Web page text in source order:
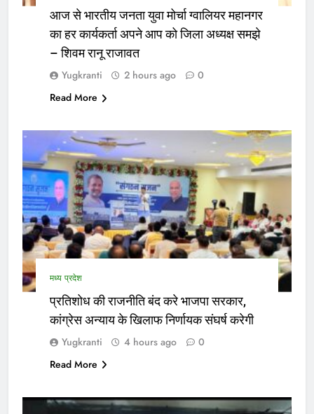
आज से भारतीय जनता युवा मोर्चा ग्वालियर महानगर
का हर कार्यकर्ता अपने आप को जिला अध्यक्ष समझे
– शिवम रानू राजावत
Yugkranti 2 hours ago
0
Read More
मध्य प्रदेश
प्रतिशोध की राजनीति बंद करे भाजपा सरकार,
कांग्रेस अन्याय के खिलाफ निर्णायक संघर्ष करेगी
Yugkranti 4 hours ago
0
Read More